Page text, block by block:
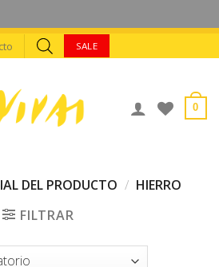
SALE
0
DEL PRODUCTO / HIERRO
FILTRAR